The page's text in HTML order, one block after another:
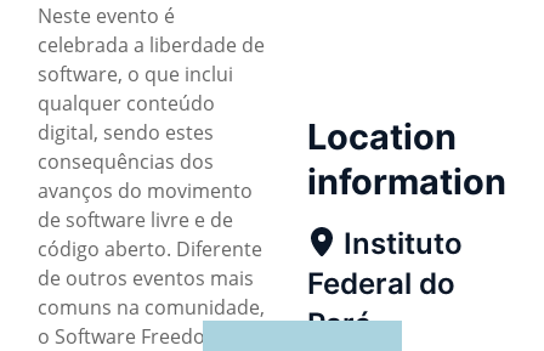
Neste evento é
celebrada a liberdade de
software, o que inclui
qualquer conteúdo
digital, sendo estes
consequências dos
avanços do movimento
de software livre e de
código aberto. Diferente
de outros eventos mais
comuns na comunidade,
o Software Freedom Day
Location
information
Instituto
Federal do
Pará -